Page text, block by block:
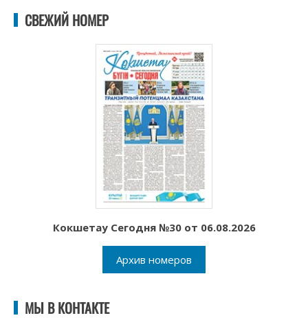
СВЕЖИЙ НОМЕР
Кокшетау Сегодня №30 от 06.08.2026
Архив номеров
МЫ В КОНТАКТЕ